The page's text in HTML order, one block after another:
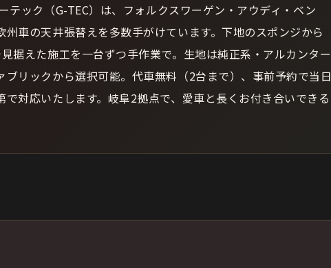
テック（G-TEC）は、フォルクスワーゲン・アウディ・ベン
州車の天井張替えを多数手がけています。下地のスポンジから
据えた施工を一台ずつ手作業で。生地は純正系・アルカンター
ブリックから選択可能。代車無料（2台まで）、事前予約で当日
で対応いたします。岐阜2拠点で、愛車と長くお付き合いできる